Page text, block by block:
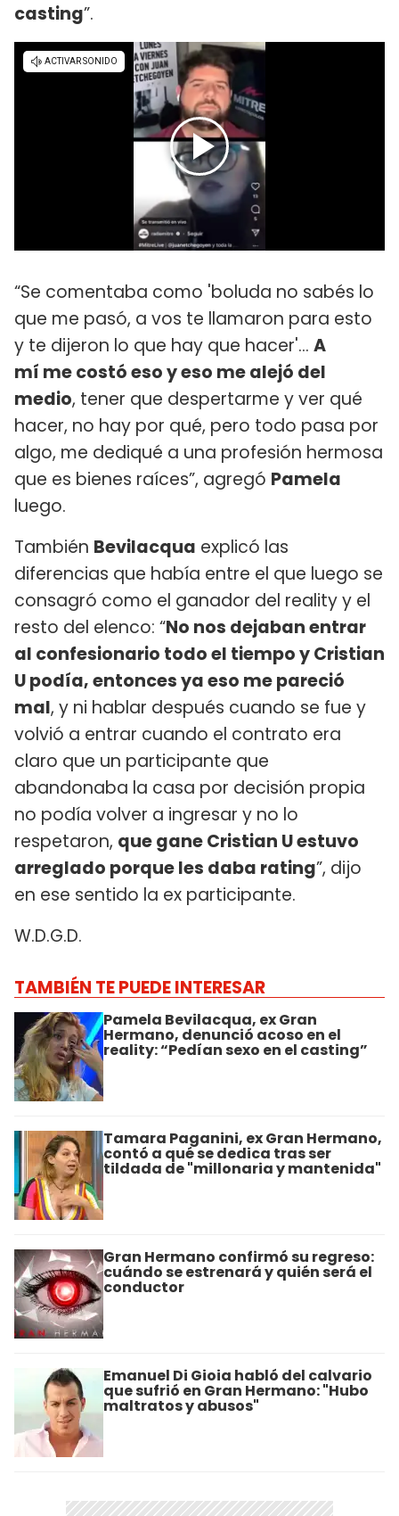
casting”.
“Se comentaba como 'boluda no sabés lo
que me pasó, a vos te llamaron para esto
y te dijeron lo que hay que hacer'... A
mí me costó eso y eso me alejó del
medio, tener que despertarme y ver qué
hacer, no hay por qué, pero todo pasa por
algo, me dediqué a una profesión hermosa
que es bienes raíces”, agregó Pamela
luego.
También Bevilacqua explicó las
diferencias que había entre el que luego se
consagró como el ganador del reality y el
resto del elenco: “No nos dejaban entrar
al confesionario todo el tiempo y Cristian
U podía, entonces ya eso me pareció
mal, y ni hablar después cuando se fue y
volvió a entrar cuando el contrato era
claro que un participante que
abandonaba la casa por decisión propia
no podía volver a ingresar y no lo
respetaron, que gane Cristian U estuvo
arreglado porque les daba rating”, dijo
en ese sentido la ex participante.
W.D.G.D.
TAMBIÉN TE PUEDE INTERESAR
Pamela Bevilacqua, ex Gran
Hermano, denunció acoso en el
reality: “Pedían sexo en el casting”
Tamara Paganini, ex Gran Hermano,
contó a qué se dedica tras ser
tildada de "millonaria y mantenida"
Gran Hermano confirmó su regreso:
cuándo se estrenará y quién será el
conductor
Emanuel Di Gioia habló del calvario
que sufrió en Gran Hermano: "Hubo
maltratos y abusos"